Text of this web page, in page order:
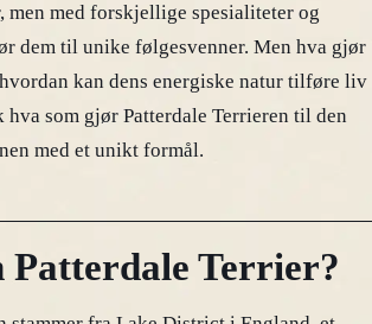
men med forskjellige spesialiteter og
dem til unike følgesvenner. Men hva gjør
kan dens energiske natur tilføre liv
som gjør Patterdale Terrieren til den
med et unikt formål.
Patterdale Terrier?